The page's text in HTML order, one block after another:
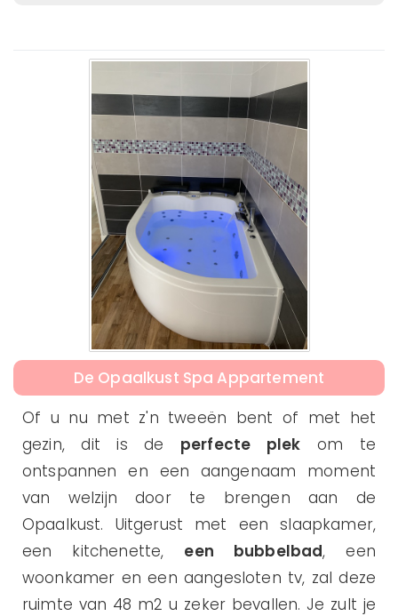
De Opaalkust Spa Appartement
Of u nu met z'n tweeën bent of met het
gezin, dit is de perfecte plek om te
ontspannen en een aangenaam moment
van welzijn door te brengen aan de
Opaalkust. Uitgerust met een slaapkamer,
een kitchenette, een bubbelbad, een
woonkamer en een aangesloten tv, zal deze
ruimte van 48 m2 u zeker bevallen. Je zult je